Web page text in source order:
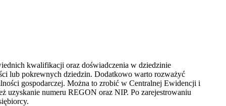
kwalifikacji oraz doświadczenia w dziedzinie
lub pokrewnych dziedzin. Dodatkowo warto rozważyć
gospodarczej. Można to zrobić w Centralnej Ewidencji i
uzyskanie numeru REGON oraz NIP. Po zarejestrowaniu